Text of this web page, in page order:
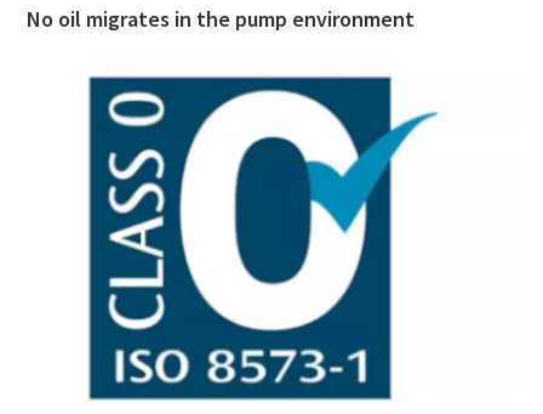
No oil migrates in the pump environment
Click to start verification
Click to start verification
Click to start verification